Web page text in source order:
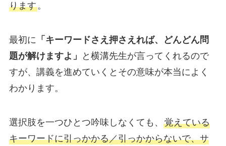
ります。
最初に 「キーワードさえ押さえれば、どんどん問
題が解けますよ」
と横溝先生が言ってくれるので
すが、講義を進めていくとその意味が本当によく
わかります。
選択肢を一つひとつ吟味しなくても、 覚えている
キーワードに引っかかる／引っかからないで、サ